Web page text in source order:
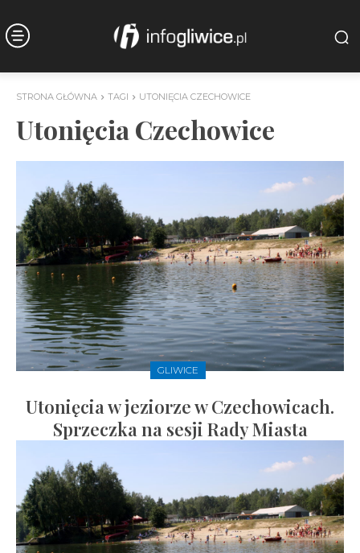
STRONA GŁÓWNA TAGI UTONIĘCIA CZECHOWICE
Utonięcia Czechowice
GLIWICE
Utonięcia w jeziorze w Czechowicach.
Sprzeczka na sesji Rady Miasta